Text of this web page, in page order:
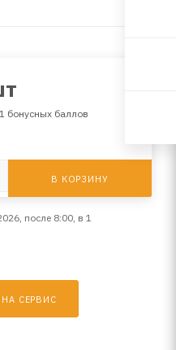
бонусных баллов
В КОРЗИНУ
после 8:00, в 1
СЕРВИС